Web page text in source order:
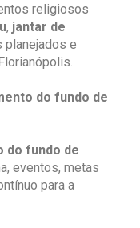
religiosos
, jantar de
planejados e
do fundo de
do fundo de
eventos, metas
para a